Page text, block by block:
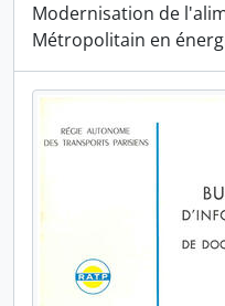
Modernisation de
Métropolitain en